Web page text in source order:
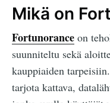
Mikä on
Fortunorance on
suunniteltu sekä
kauppiaiden
tarjota kattava,